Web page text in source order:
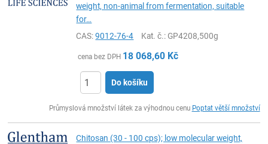
weight, non-animal from fermentation, suitable
for…
CAS:9012-76-4 Kat. č.: GP4208,500g
cena bez DPH 18 068,60 Kč
Do košíku
Průmyslová množství látek za výhodnou cenu Poptat větší množství
Chitosan (30 - 100 cps); low molecular weight,